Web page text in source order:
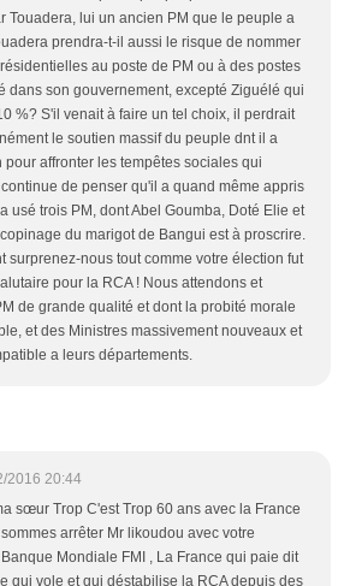
Touadera, lui un ancien PM que le peuple a
prendra-t-il aussi le risque de nommer
au poste de PM ou à des postes
dans son gouvernement, excepté Ziguélé qui
%? S'il venait à faire un tel choix, il perdrait
le soutien massif du peuple dnt il a
affronter les tempêtes sociales qui
continue de penser qu'il a quand même appris
usé trois PM, dont Abel Goumba, Doté Elie et
du marigot de Bangui est à proscrire.
surprenez-nous tout comme votre élection fut
pour la RCA ! Nous attendons et
de grande qualité et dont la probité morale
et des Ministres massivement nouveaux et
a leurs départements.
2016 20:44
sœur Trop C'est Trop 60 ans avec la France
arrêter Mr likoudou avec votre
Mondiale FMI , La France qui paie dit
qui vole et qui déstabilise la RCA depuis des